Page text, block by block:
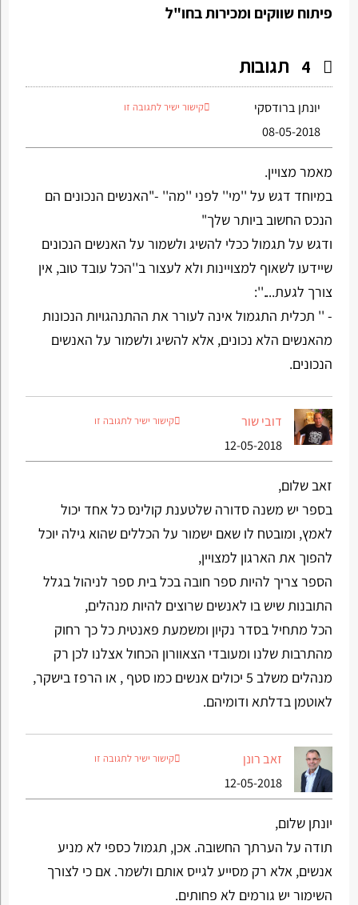
פיתוח שווקים ומכירות בחו"ל
4 תגובות
יונתן ברודסקי
08-05-2018
קישור ישיר לתגובה זו
מאמר מצויין.
במיוחד דגש על ''מי'' לפני ''מה'' -"האנשים הנכונים הם
הנכס החשוב ביותר שלך"
ודגש על תגמול ככלי להשיג ולשמור על האנשים הנכונים
שיידעו לשאוף למצויינות ולא לעצור ב''הכל עובד טוב, אין
צורך לגעת....'':
- '' תכלית התגמול אינה לעורר את ההתנהגויות הנכונות
מהאנשים הלא נכונים, אלא להשיג ולשמור על האנשים
הנכונים.
דובי שור
12-05-2018
קישור ישיר לתגובה זו
זאב שלום,
בספר יש משנה סדורה שלטענת קולינס כל אחד יכול
לאמץ, ומובטח לו שאם ישמור על הכללים שהוא גילה יוכל
להפוך את הארגון למצויין,
הספר צריך להיות ספר חובה בכל בית ספר לניהול בגלל
התובנות שיש בו לאנשים שרוצים להיות מנהלים,
הכל מתחיל בסדר נקיון ומשמעת פאנטית כל כך רחוק
מהתרבות שלנו ומעובדי הצאוורון הכחול אצלנו לכן רק
מנהלים משלב 5 יכולים אנשים כמו סטף , או הרפז בישקר,
לאוטמן בדלתא ודומיהם.
זאב רונן
12-05-2018
קישור ישיר לתגובה זו
יונתן שלום,
תודה על הערתך החשובה. אכן, תגמול כספי לא מניע
אנשים, אלא רק מסייע לגייס אותם ולשמר. אם כי לצורך
השימור יש גורמים לא פחותים.